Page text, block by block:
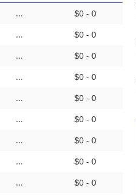
... $0 - 0
... $0 - 0
... $0 - 0
... $0 - 0
... $0 - 0
... $0 - 0
... $0 - 0
... $0 - 0
... $0 - 0